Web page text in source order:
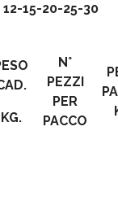
12-15-20-25-30
KG.
N°
PEZZI
PER
PACCO